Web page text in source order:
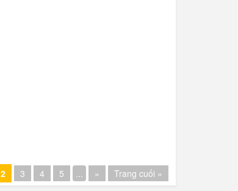
2 3 4 5 ... » Trang cuối »